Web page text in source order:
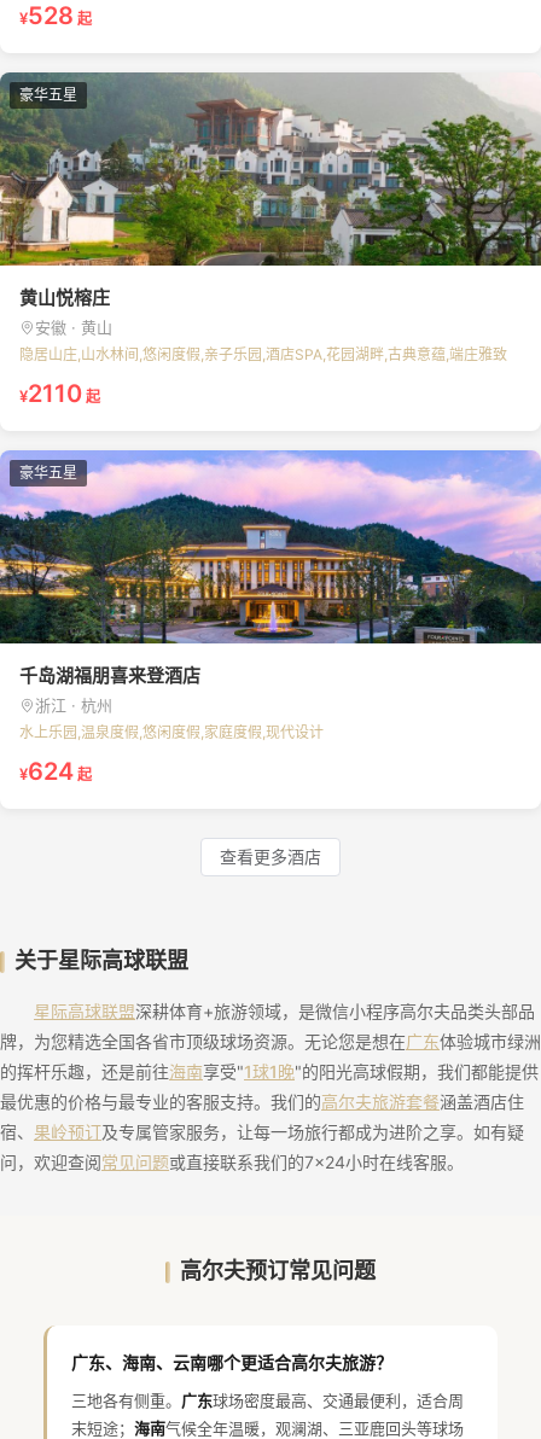
¥528 起
豪华五星
黄山悦榕庄
安徽 · 黄山
隐居山庄,山水林间,悠闲度假,亲子乐园,酒店SPA,花园湖畔,古典意蕴,端庄雅致
¥2110 起
豪华五星
千岛湖福朋喜来登酒店
浙江 · 杭州
水上乐园,温泉度假,悠闲度假,家庭度假,现代设计
¥624 起
查看更多酒店
关于星际高球联盟
星际高球联盟深耕体育+旅游领域，是微信小程序高尔夫品类头部品
牌，为您精选全国各省市顶级球场资源。无论您是想在广东体验城市绿洲
的挥杆乐趣，还是前往海南享受"1球1晚"的阳光高球假期，我们都能提供
最优惠的价格与最专业的客服支持。我们的高尔夫旅游套餐涵盖酒店住
宿、 果岭预订及专属管家服务，让每一场旅行都成为进阶之享。如有疑
问，欢迎查阅常见问题或直接联系我们的7×24小时在线客服。
高尔夫预订常见问题
广东、海南、云南哪个更适合高尔夫旅游？
三地各有侧重。 广东球场密度最高、交通最便利，适合周
末短途； 海南气候全年温暖，观澜湖、三亚鹿回头等球场